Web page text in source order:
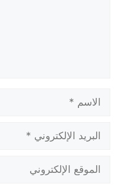
الاسم
البريد
الإلكتروني
الموقع
الإلكتروني